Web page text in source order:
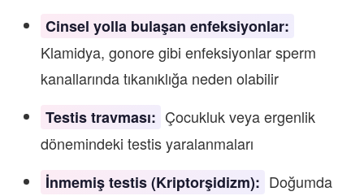
Cinsel yolla bulaşan enfeksiyonlar:
Klamidya, gonore gibi enfeksiyonlar sperm
kanallarında tıkanıklığa neden olabilir
Testis travması: Çocukluk veya ergenlik
dönemindeki testis yaralanmaları
İnmemiş testis (Kriptorşidizm): Doğumda